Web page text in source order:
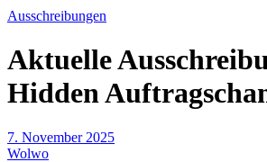
Ausschreibungen
Aktuelle
Hidden
7. November 2025
Wolwo